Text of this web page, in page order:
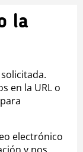
la
en la URL o
electrónico